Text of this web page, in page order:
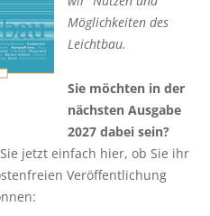
Möglichkeiten des
Leichtbau.
Sie möchten in der
nächsten Ausgabe
2027 dabei sein?
jetzt einfach hier, ob Sie ihr
Veröffentlichung